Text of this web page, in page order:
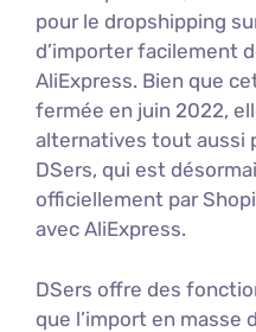
pour le dropshipping
d’importer facilement
AliExpress. Bien que
fermée en juin 2022,
alternatives tout aussi
DSers, qui est
officiellement par
avec AliExpress.
DSers offre des
que l’import en masse